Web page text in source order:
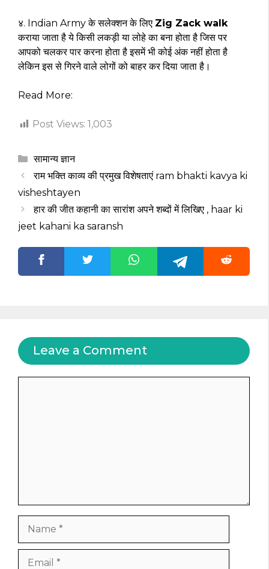
४. Indian Army के सलेक्शन के लिए Zig Zack walk
कराया जाता है ये किसी लकड़ी या लोहे का बना होता है जिस पर
आपको चलकर पार करना होता है इसमें भी कोई अंक नहीं होता है
लेकिन इस से गिरने वाले लोगों को बाहर कर दिया जाता है।
Read More:
Post Views: 1,003
Categories
सामान्य ज्ञान
राम भक्ति काव्य की प्रमुख विशेषताएं ram bhakti kavya ki
visheshtayen
हार की जीत कहानी का सारांश अपने शब्दों में लिखिए , haar ki
jeet kahani ka saransh
Leave a Comment